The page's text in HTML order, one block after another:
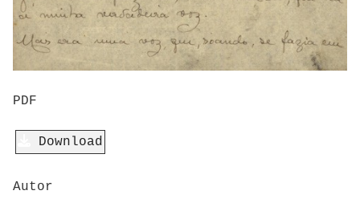
PDF
Download
Autor